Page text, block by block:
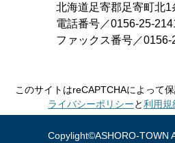
2018年01月
2017年02月
2017年01月
2016年03月
北海道足寄郡足寄町北1
電話番号／0156-25-
ファックス番号／0156-
このサイトはreCAPTCHAによって
ライバシーポリシーと利用規
Copylight©ASHORO-TOWN